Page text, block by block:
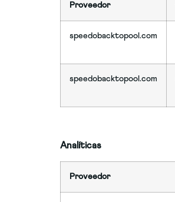
Proveedor
speedobacktopool.com
speedobacktopool.com
Analíticas
Proveedor